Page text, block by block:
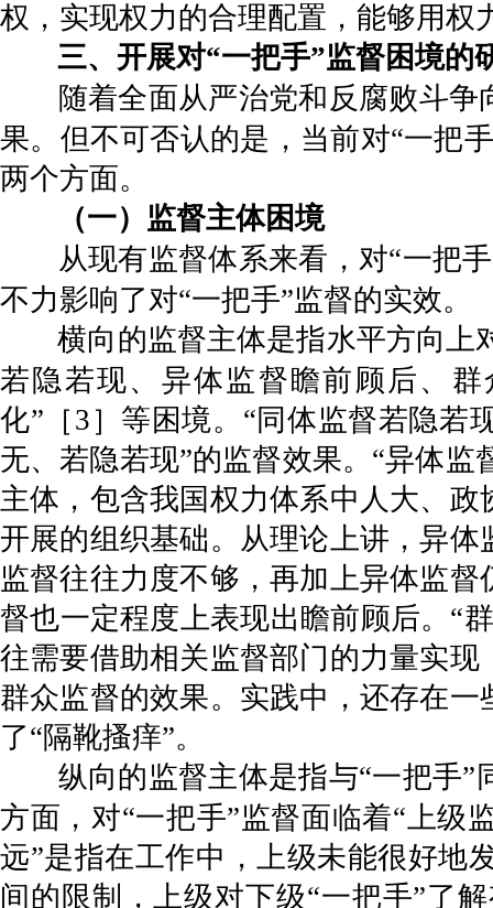
权，实现权力的合理配置，能够用权
三、开展对“一把手”监督困境的
随着全面从严治党和反腐败斗
果。但不可否认的是，当前对“一把
两个方面。
（一）监督主体困境
从现有监督体系来看，对“一把
不力影响了对“一把手”监督的实效。
横向的监督主体是指水平方向上
若隐若现、异体监督瞻前顾后、
化”［3］等困境。“同体监督若隐若
无、若隐若现”的监督效果。“异体监
主体，包含我国权力体系中人大、
开展的组织基础。从理论上讲，异
监督往往力度不够，再加上异体监
督也一定程度上表现出瞻前顾后。“
往需要借助相关监督部门的力量实
群众监督的效果。实践中，还存在
了“隔靴搔痒”。
纵向的监督主体是指与“一把手
方面，对“一把手”监督面临着“上级
远”是指在工作中，上级未能很好地
间的限制，上级对下级“一把手”了